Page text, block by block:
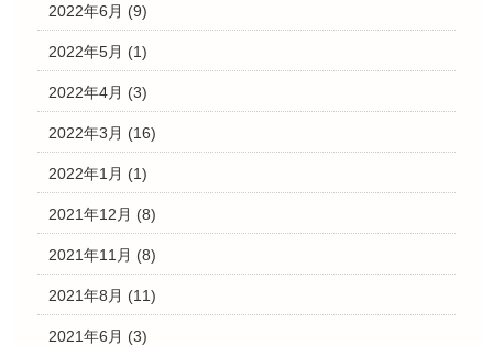
2022年6月 (9)
2022年5月 (1)
2022年4月 (3)
2022年3月 (16)
2022年1月 (1)
2021年12月 (8)
2021年11月 (8)
2021年8月 (11)
2021年6月 (3)